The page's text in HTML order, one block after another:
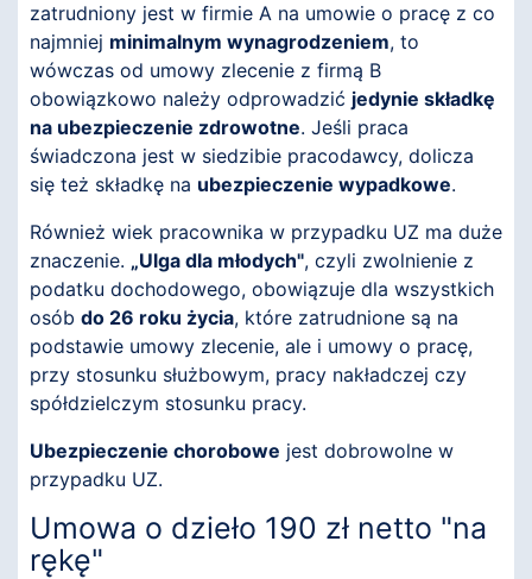
zatrudniony jest w firmie A na umowie o pracę z co
najmniej minimalnym wynagrodzeniem, to
wówczas od umowy zlecenie z firmą B
obowiązkowo należy odprowadzić jedynie składkę
na ubezpieczenie zdrowotne. Jeśli praca
świadczona jest w siedzibie pracodawcy, dolicza
się też składkę na ubezpieczenie wypadkowe.
Również wiek pracownika w przypadku UZ ma duże
znaczenie. „Ulga dla młodych", czyli zwolnienie z
podatku dochodowego, obowiązuje dla wszystkich
osób do 26 roku życia, które zatrudnione są na
podstawie umowy zlecenie, ale i umowy o pracę,
przy stosunku służbowym, pracy nakładczej czy
spółdzielczym stosunku pracy.
Ubezpieczenie chorobowe jest dobrowolne w
przypadku UZ.
Umowa o dzieło 190 zł netto "na
rękę"